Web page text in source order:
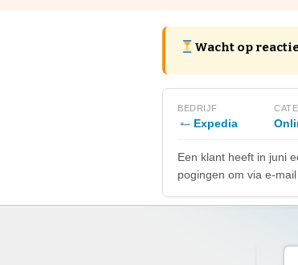
Wacht op
BEDRIJF
Expedia
Een klant heeft in juni
pogingen om via e-